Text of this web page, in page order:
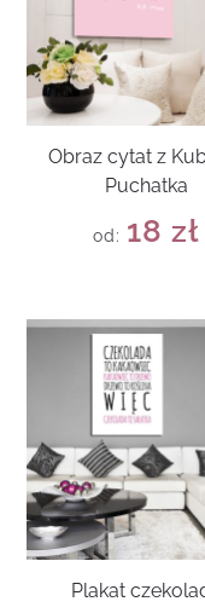
Obraz cytat z
Puchatka
od: 18zł
Plakat